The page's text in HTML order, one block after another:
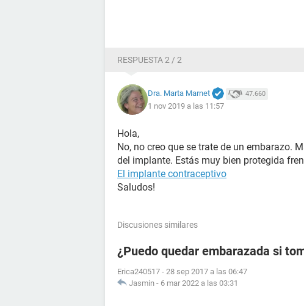
RESPUESTA 2 / 2
Dra. Marta Marnet 47.660
1 nov 2019 a las 11:57
Hola,
No, no creo que se trate de un embarazo.
del implante. Estás muy bien protegida
El implante contraceptivo
Saludos!
Discusiones similares
¿Puedo quedar embarazada si
Erica240517 - 28 sep 2017 a las 06:47
Jasmin - 6 mar 2022 a las 03:31